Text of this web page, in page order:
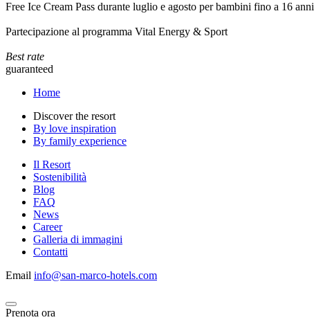
Free Ice Cream Pass durante luglio e agosto per bambini fino a 16 anni
Partecipazione al programma Vital Energy & Sport
Best rate
guaranteed
Home
Discover the resort
By love inspiration
By family experience
Il Resort
Sostenibilità
Blog
FAQ
News
Career
Galleria di immagini
Contatti
Email info@san-marco-hotels.com
Prenota ora